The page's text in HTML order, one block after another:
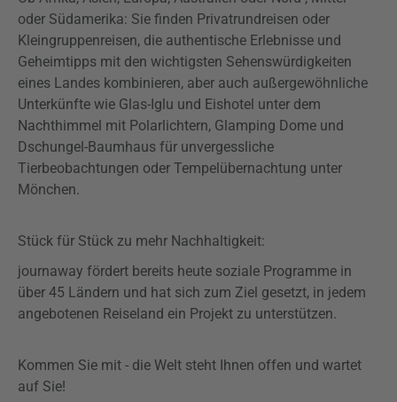
oder Südamerika: Sie finden Privatrundreisen oder
Kleingruppenreisen, die authentische Erlebnisse und
Geheimtipps mit den wichtigsten Sehenswürdigkeiten
eines Landes kombinieren, aber auch außergewöhnliche
Unterkünfte wie Glas-Iglu und Eishotel unter dem
Nachthimmel mit Polarlichtern, Glamping Dome und
Dschungel-Baumhaus für unvergessliche
Tierbeobachtungen oder Tempelübernachtung unter
Mönchen.
Stück für Stück zu mehr Nachhaltigkeit:
journaway fördert bereits heute soziale Programme in
über 45 Ländern und hat sich zum Ziel gesetzt, in jedem
angebotenen Reiseland ein Projekt zu unterstützen.
Kommen Sie mit - die Welt steht Ihnen offen und wartet
auf Sie!